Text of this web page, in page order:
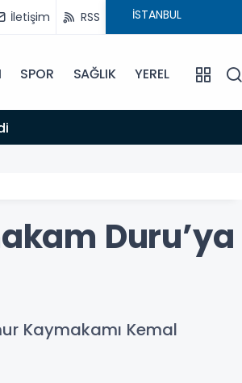
İletişim RSS
SPOR SAĞLIK YEREL
Duru’ya
Kaymakamı Kemal